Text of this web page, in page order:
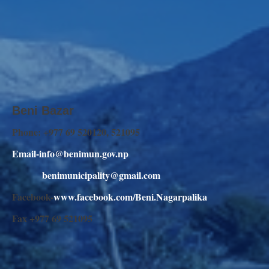
Beni Bazar
Phone: +977 69 520120, 521095
Email-info@benimun.gov.np
benimunicipality@gmail.com
Facebook-www.facebook.com/Beni.Nagarpalika
Fax +977 69 521095